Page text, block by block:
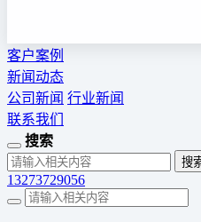
客户案例
新闻动态
公司新闻 行业新闻
联系我们
搜索
13273729056